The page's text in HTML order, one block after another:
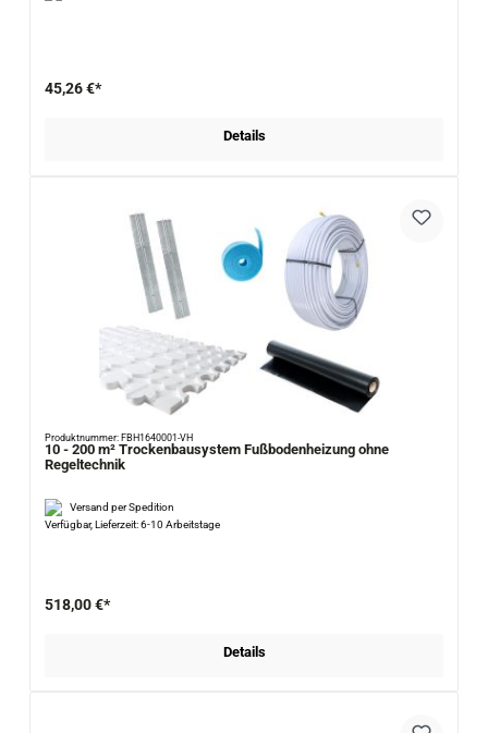
45,26 €*
Details
Produktnummer: FBH1640001-VH
10 - 200 m² Trockenbausystem Fußbodenheizung ohne
Regeltechnik
Versand per Spedition
Verfügbar, Lieferzeit: 6-10 Arbeitstage
518,00 €*
Details